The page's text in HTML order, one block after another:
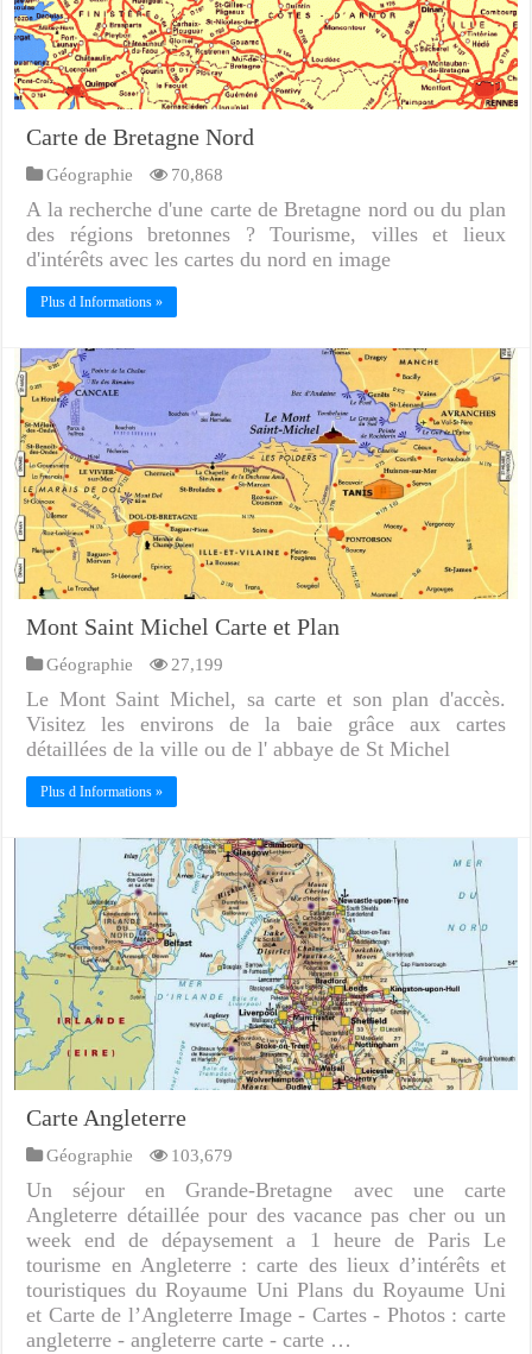
Carte de Bretagne Nord
Géographie 70,868
A la recherche d'une carte de Bretagne nord ou du plan
des régions bretonnes ? Tourisme, villes et lieux
d'intérêts avec les cartes du nord en image
Plus d Informations »
Mont Saint Michel Carte et Plan
Géographie 27,199
Le Mont Saint Michel, sa carte et son plan d'accès.
Visitez les environs de la baie grâce aux cartes
détaillées de la ville ou de l' abbaye de St Michel
Plus d Informations »
Carte Angleterre
Géographie 103,679
Un séjour en Grande-Bretagne avec une carte
Angleterre détaillée pour des vacance pas cher ou un
week end de dépaysement a 1 heure de Paris Le
tourisme en Angleterre : carte des lieux d’intérêts et
touristiques du Royaume Uni Plans du Royaume Uni
et Carte de l’Angleterre Image - Cartes - Photos : carte
angleterre - angleterre carte - carte …